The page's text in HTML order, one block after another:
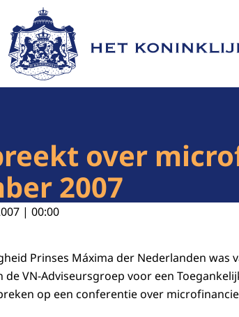
Naar de homepage van Het Koninklijk Huis
over
2007
| 00:00
Prinses Máxima der Nederlanden was
de VN-Adviseursgroep voor een
op een conferentie over